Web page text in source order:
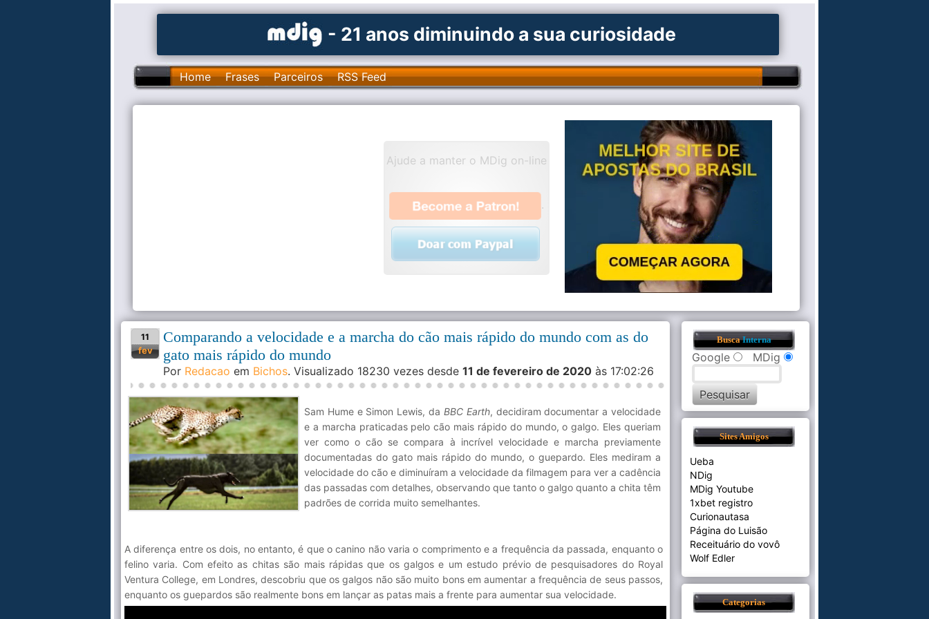
- 21 anos diminuindo a sua curiosidade
Home Frases Parceiros RSS Feed
Ajude a manter o MDig on-line
.
11
fev
Comparando a velocidade e a marcha do cão mais rápido do mundo com as do
gato mais rápido do mundo
Por Redacao em Bichos. Visualizado 18230 vezes desde 11 de fevereiro de 2020 às 17:02:26
Sam Hume e Simon Lewis, da BBC Earth, decidiram documentar a velocidade
e a marcha praticadas pelo cão mais rápido do mundo, o galgo. Eles queriam
ver como o cão se compara à incrível velocidade e marcha previamente
documentadas do gato mais rápido do mundo, o guepardo. Eles mediram a
velocidade do cão e diminuíram a velocidade da filmagem para ver a cadência
das passadas com detalhes, observando que tanto o galgo quanto a chita têm
padrões de corrida muito semelhantes.
A diferença entre os dois, no entanto, é que o canino não varia o comprimento e a frequência da passada, enquanto o
felino varia. Com efeito as chitas são mais rápidas que os galgos e um estudo prévio de pesquisadores do Royal
Ventura College, em Londres, descobriu que os galgos não são muito bons em aumentar a frequência de seus passos,
enquanto os guepardos são realmente bons em lançar as patas mais a frente para aumentar sua velocidade.
BuscaInterna
Google MDig
Sites Amigos
Ueba
NDig
MDig Youtube
1xbet registro
Curionautasa
Página do Luisão
Receituário do vovô
Wolf Edler
Categorias